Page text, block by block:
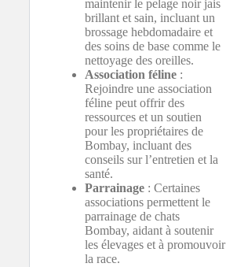
maintenir le pelage noir jais
brillant et sain, incluant un
brossage hebdomadaire et
des soins de base comme le
nettoyage des oreilles.
Association féline :
Rejoindre une association
féline peut offrir des
ressources et un soutien
pour les propriétaires de
Bombay, incluant des
conseils sur l’entretien et la
santé.
Parrainage : Certaines
associations permettent le
parrainage de chats
Bombay, aidant à soutenir
les élevages et à promouvoir
la race.